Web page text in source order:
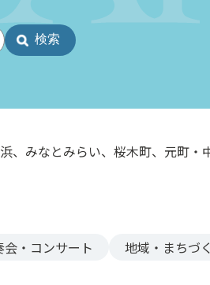
、みなとみらい、桜木町、元町
会・コンサート 地域・まちづ